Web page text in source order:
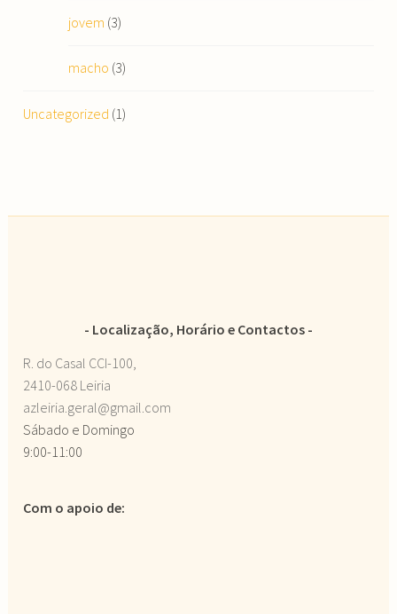
jovem (3)
macho (3)
Uncategorized (1)
Localização, Horário e Contactos
R. do Casal CCI-100,
2410-068 Leiria
azleiria.geral@gmail.com
Sábado e Domingo
9:00-11:00
Com o apoio de: